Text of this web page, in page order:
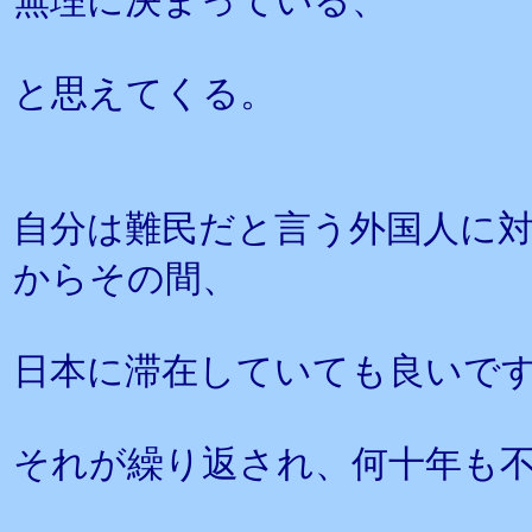
と思えてくる。
自分は難民だと言う外国人に
からその間、
日本に滞在していても良いで
それが繰り返され、何十年も